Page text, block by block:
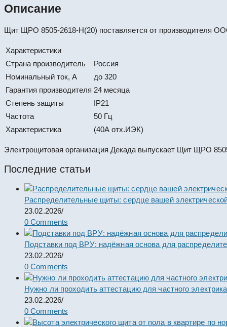
Описание
Щит ЩРО 8505-2618-Н(20) поставляется от производителя
Характеристики
Страна производитель
Россия
Номинальный ток, А
до 320
Гарантия производителя 24 месяца
Степень защиты
IP21
Частота
50 Гц
Характеристика
(40А отх.ИЭК)
Электрощитовая организация Декада выпускает Щит ЩРО
Последние статьи
Распределительные щиты: сердце вашей
23.02.2026/
0 Comments
Подставки под ВРУ: надёжная основа для
23.02.2026/
0 Comments
Нужно ли проходить аттестацию для частного
23.02.2026/
0 Comments